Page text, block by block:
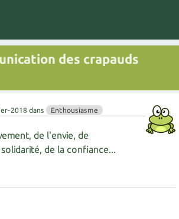
des crapauds
2018 dans Enthousiasme
de l'envie, de
de la confiance...